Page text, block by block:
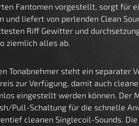
Fantomen vorgestellt, sorgt für
und liefert von perlenden Clean
Riff Gewitter und
ziemlich alles ab.
Tonabnehmer steht ein separater
zur Verfügung, damit auch
eingestellt werden können. Der
Pull-Schaltung für die schnelle
cleanen Singlecoil-Sounds.